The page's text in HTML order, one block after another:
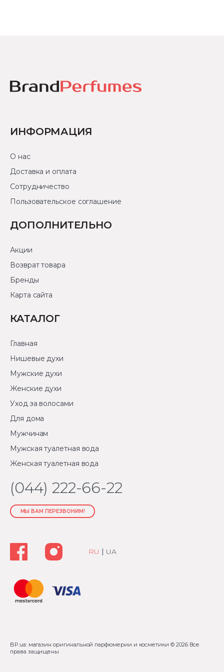
ИНФОРМАЦИЯ
О нас
Доставка и оплата
Сотрудничество
Пользовательское соглашение
ДОПОЛНИТЕЛЬНО
Акции
Возврат товара
Бренды
Карта сайта
КАТАЛОГ
Главная
Нишевые духи
Мужские духи
Женские духи
Уход за волосами
Для дома
Мужчинам
Мужская туалетная вода
Женская туалетная вода
(044) 222-66-22
МЫ ВАМ ПЕРЕЗВОНИМ!
RU | UA
BP.ua: магазин оригинальной парфюмерии и косметики © 2026 Все
права защищены